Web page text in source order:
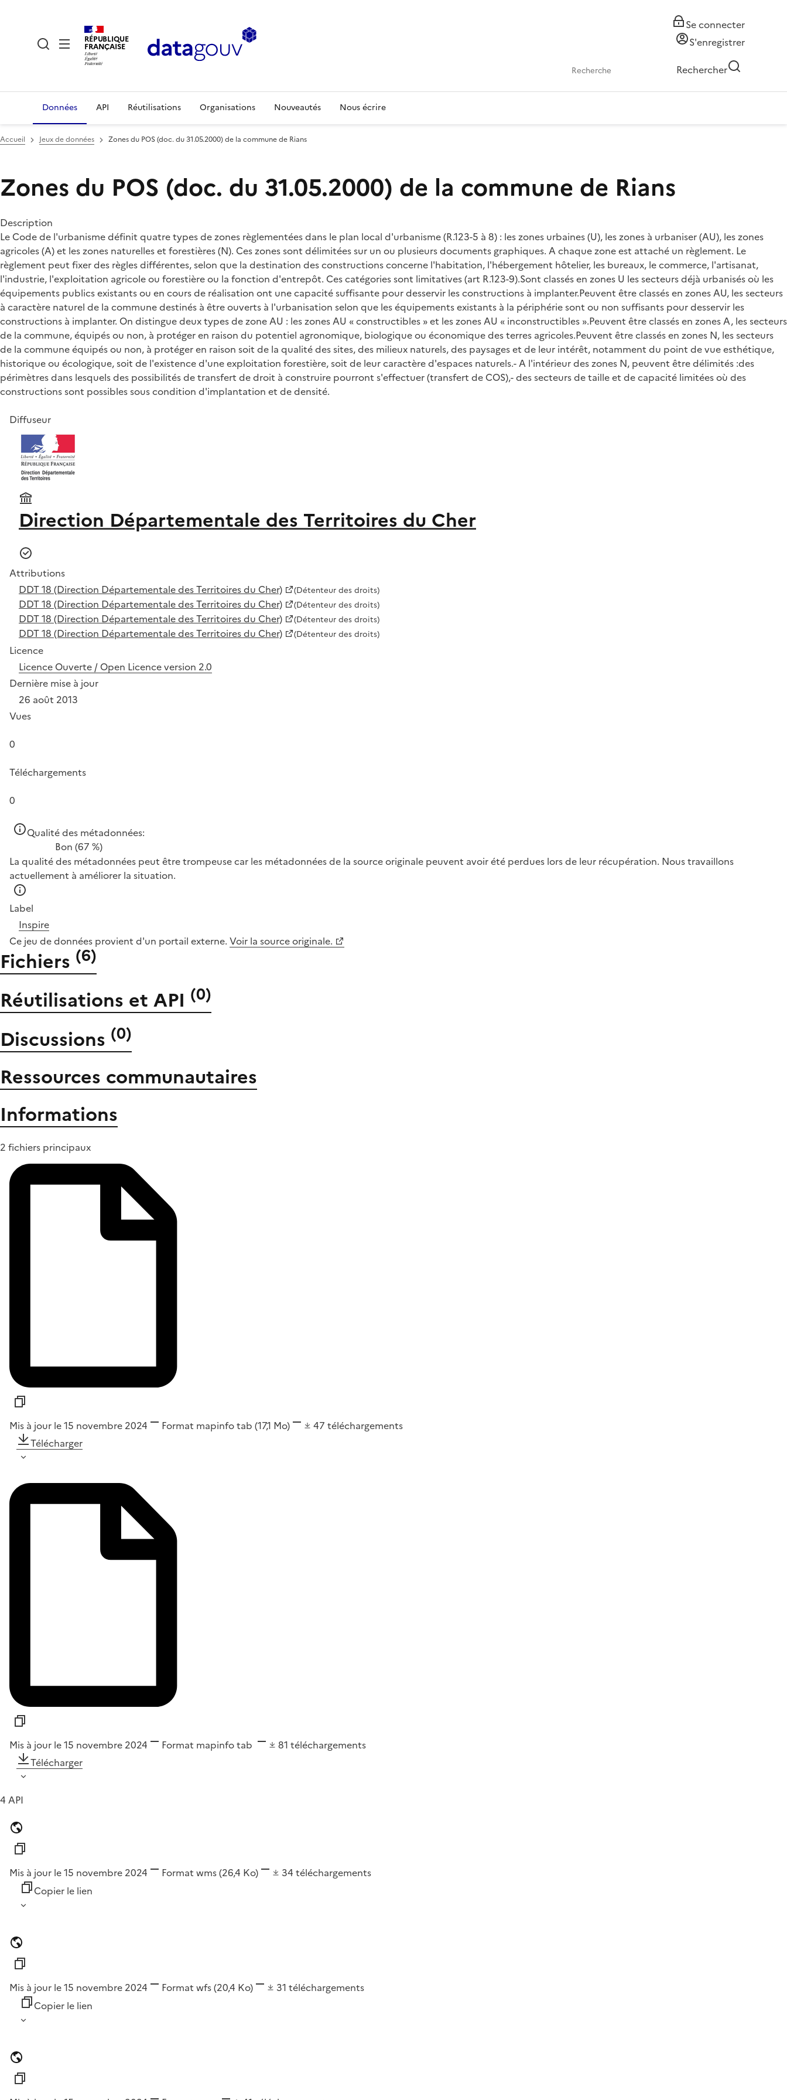
RÉPUBLIQUE
FRANÇAISE
Se connecter
S'enregistrer
Rechercher
Données API Réutilisations Organisations Nouveautés Nous écrire
Accueil Jeux de données Zones du POS (doc. du 31.05.2000) de la commune de Rians
Zones du POS (doc. du 31.05.2000) de la commune de Rians
Description
Le Code de l'urbanisme définit quatre types de zones règlementées dans le plan local d'urbanisme (R.123-5 à 8) : les zones urbaines (U), les zones à urbaniser (AU), les zones
agricoles (A) et les zones naturelles et forestières (N). Ces zones sont délimitées sur un ou plusieurs documents graphiques. A chaque zone est attaché un règlement. Le
règlement peut fixer des règles différentes, selon que la destination des constructions concerne l'habitation, l'hébergement hôtelier, les bureaux, le commerce, l'artisanat,
l'industrie, l'exploitation agricole ou forestière ou la fonction d'entrepôt. Ces catégories sont limitatives (art R.123-9).Sont classés en zones U les secteurs déjà urbanisés où les
équipements publics existants ou en cours de réalisation ont une capacité suffisante pour desservir les constructions à implanter.Peuvent être classés en zones AU, les secteurs
à caractère naturel de la commune destinés à être ouverts à l'urbanisation selon que les équipements existants à la périphérie sont ou non suffisants pour desservir les
constructions à implanter. On distingue deux types de zone AU : les zones AU « constructibles » et les zones AU « inconstructibles ».Peuvent être classés en zones A, les secteurs
de la commune, équipés ou non, à protéger en raison du potentiel agronomique, biologique ou économique des terres agricoles.Peuvent être classés en zones N, les secteurs
de la commune équipés ou non, à protéger en raison soit de la qualité des sites, des milieux naturels, des paysages et de leur intérêt, notamment du point de vue esthétique,
historique ou écologique, soit de l'existence d'une exploitation forestière, soit de leur caractère d'espaces naturels.- A l'intérieur des zones N, peuvent être délimités :des
périmètres dans lesquels des possibilités de transfert de droit à construire pourront s'effectuer (transfert de COS),- des secteurs de taille et de capacité limitées où des
constructions sont possibles sous condition d'implantation et de densité.
Diffuseur
Direction Départementale des Territoires du Cher
Attributions
DDT 18 (Direction Départementale des Territoires du Cher)
(Détenteur des droits)
DDT 18 (Direction Départementale des Territoires du Cher) (Détenteur des droits)
DDT 18 (Direction Départementale des Territoires du Cher) (Détenteur des droits)
DDT 18 (Direction Départementale des Territoires du Cher) (Détenteur des droits)
Licence
Licence Ouverte / Open Licence version 2.0
Dernière mise à jour
26 août 2013
Vues
0
Téléchargements
0
Qualité des métadonnées:
Bon (67 %)
La qualité des métadonnées peut être trompeuse car les métadonnées de la source originale peuvent avoir été perdues lors de leur récupération. Nous travaillons
actuellement à améliorer la situation.
Label
Inspire
Ce jeu de données provient d'un portail externe. Voir la source originale.
Fichiers (6)
Réutilisations et API (0)
Discussions (0)
Ressources communautaires
Informations
2 fichiers principaux
Mis à jour le 15 novembre 2024 Format mapinfo tab (17,1 Mo) 47 téléchargements
Télécharger
Mis à jour le 15 novembre 2024 Format mapinfo tab 81 téléchargements
Télécharger
4 API
Mis à jour le 15 novembre 2024 Format wms(26,4 Ko) 34 téléchargements
Copier le lien
Mis à jour le 15 novembre 2024 Format wfs(20,4 Ko) 31 téléchargements
Copier le lien